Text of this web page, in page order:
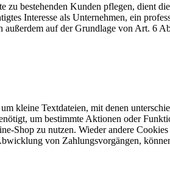
bestehenden Kunden pflegen, dient
Interesse als Unternehmen, ein
auf der Grundlage von Art. 6
kleine Textdateien, mit denen
um bestimmte Aktionen oder
Shop zu nutzen. Wieder andere
von Zahlungsvorgängen,